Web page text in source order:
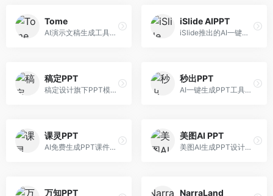
Tome
AI演示文稿生成工具，专注于故事化演示创作。面向创业者和营销人员，提供故事叙述、视觉设计、内容生成等服务，演示文稿叙事性强。
iSlide AIPPT
iSlide推出的AI一键设计精美PPT工具。面向PPT设计用户，提供模板库、内容生成、设计优化等服务，与iSlide插件深度整合。
稿定PPT
稿定设计旗下PPT模板资源库，整合AI生成功能。面向设计师和职场人士，提供海量PPT模板、AI内容生成等服务，模板质量高。
秒出PPT
AI一键生成PPT工具，专注于快速演示文稿制作。面向职场人士，支持主题输入、内容生成、模板套用等功能，PPT生成速度快，适合紧急制作场景。
课灵PPT
AI免费生成PPT课件平台，专注于教育场景。面向教师和教育工作者，提供课件生成、教学设计、模板选择等服务，教育适配性强。
美图AI PPT
美图AI生成PPT设计工具，整合图像处理能力。面向设计师和职场人士，提供PPT生成、图片美化、设计优化等服务，视觉设计美观。
万知PPT NarraLand